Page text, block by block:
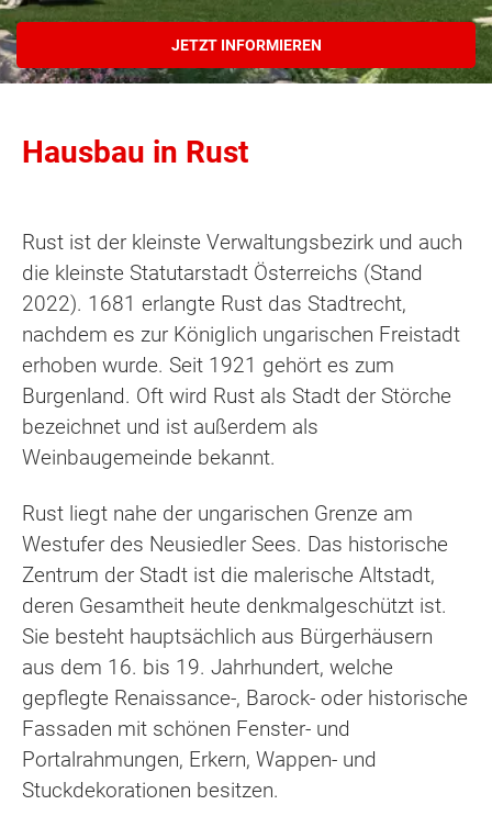
JETZT INFORMIEREN
Hausbau in Rust
Rust ist der kleinste Verwaltungsbezirk und auch
die kleinste Statutarstadt Österreichs (Stand
2022). 1681 erlangte Rust das Stadtrecht,
nachdem es zur Königlich ungarischen Freistadt
erhoben wurde. Seit 1921 gehört es zum
Burgenland. Oft wird Rust als Stadt der Störche
bezeichnet und ist außerdem als
Weinbaugemeinde bekannt.
Rust liegt nahe der ungarischen Grenze am
Westufer des Neusiedler Sees. Das historische
Zentrum der Stadt ist die malerische Altstadt,
deren Gesamtheit heute denkmalgeschützt ist.
Sie besteht hauptsächlich aus Bürgerhäusern
aus dem 16. bis 19. Jahrhundert, welche
gepflegte Renaissance-, Barock- oder historische
Fassaden mit schönen Fenster- und
Portalrahmungen, Erkern, Wappen- und
Stuckdekorationen besitzen.